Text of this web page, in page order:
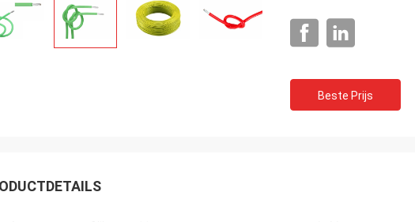
Beste Prijs